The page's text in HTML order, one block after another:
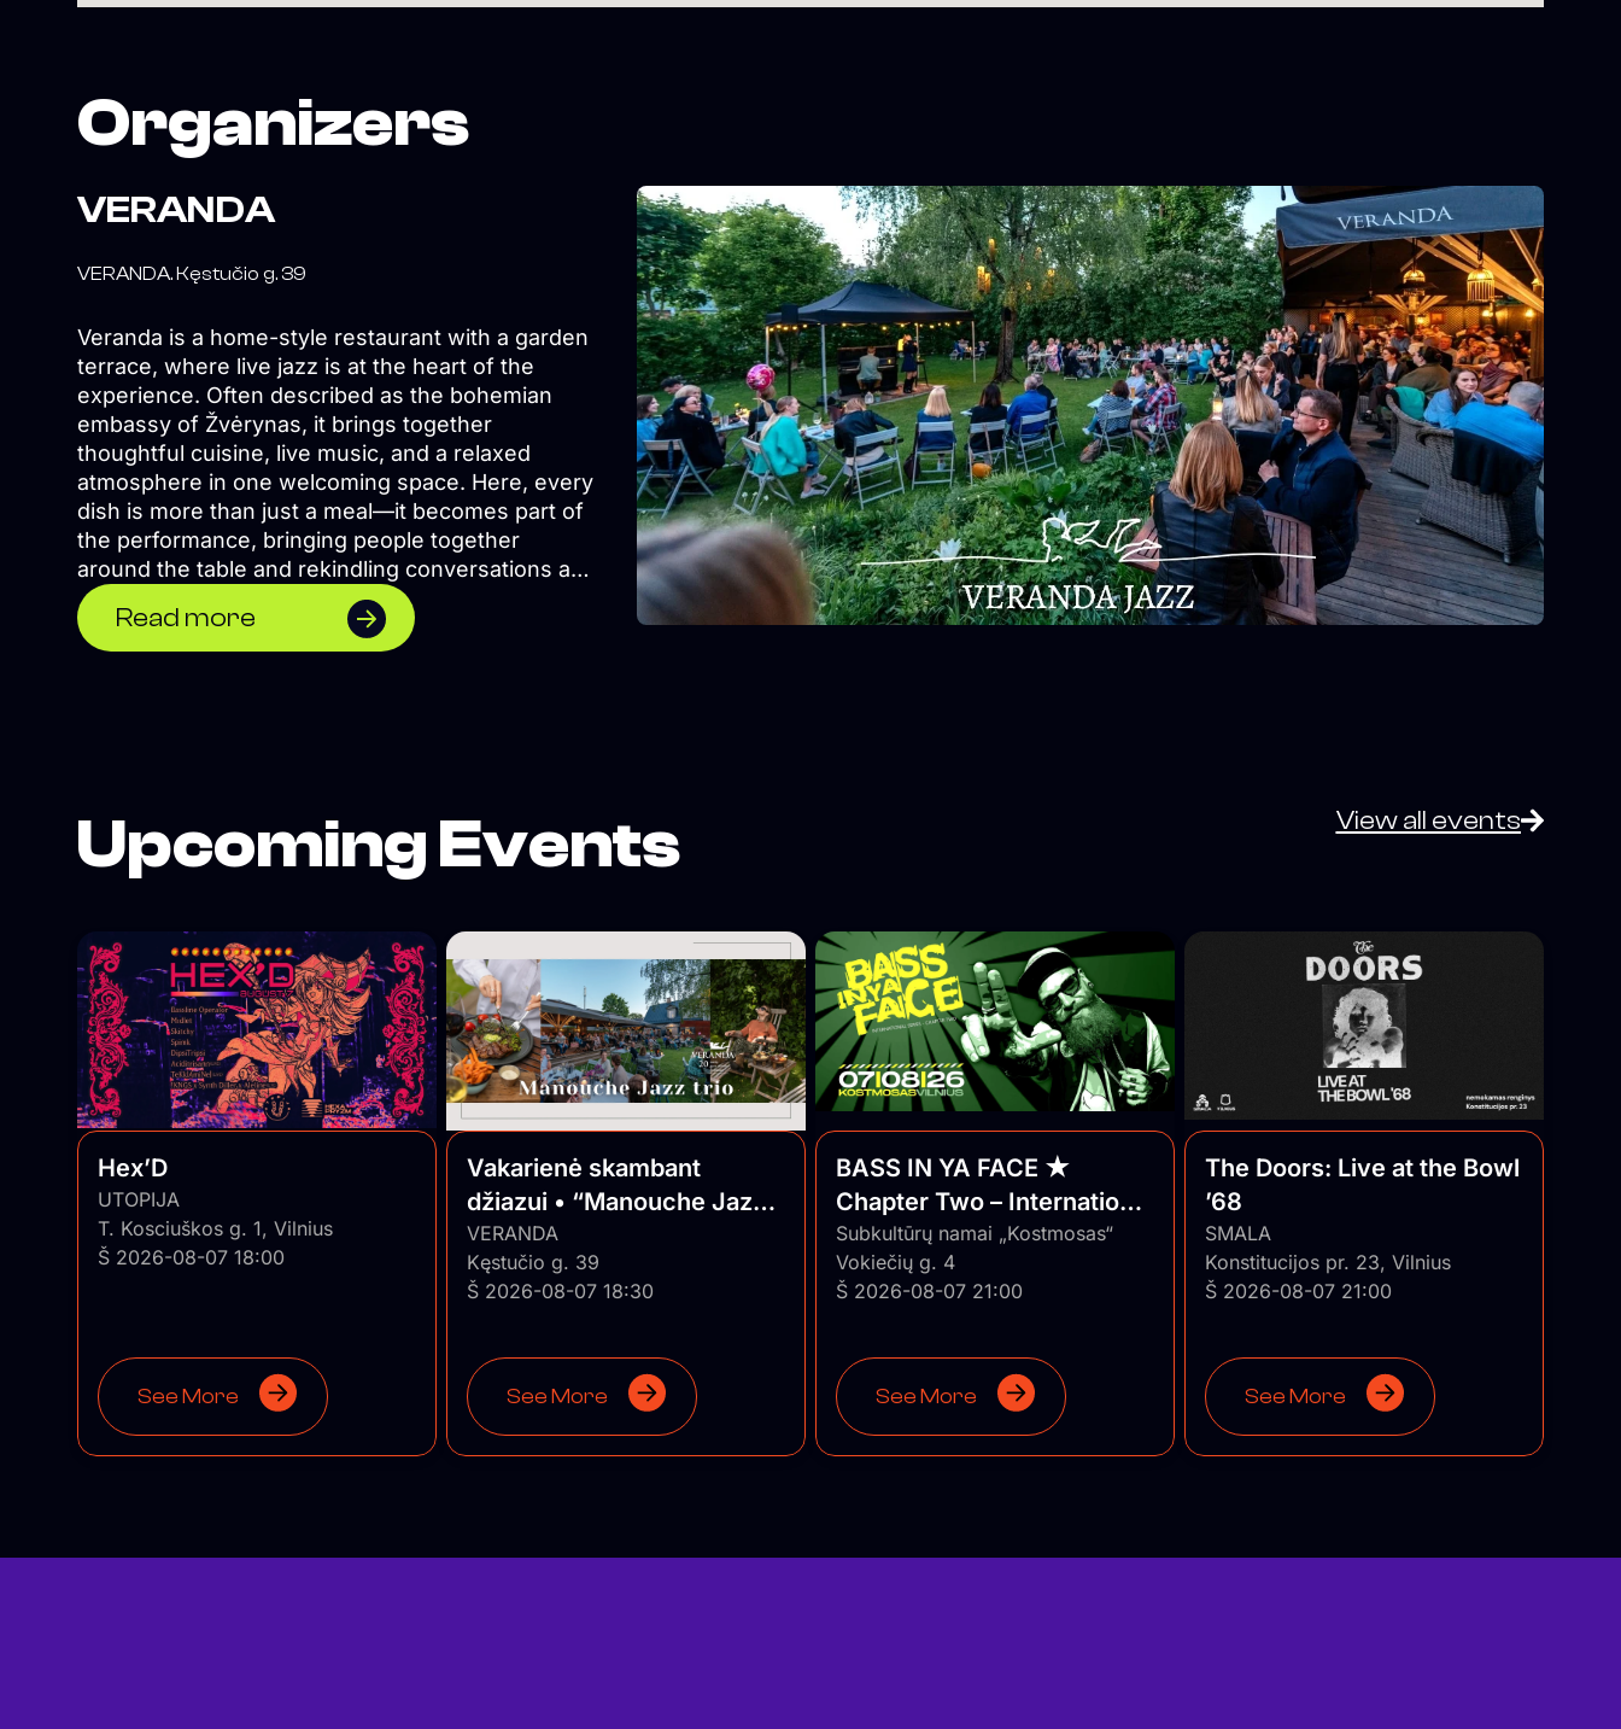
Organizers
VERANDA
VERANDA. Kęstučio g. 39
Veranda is a home-style restaurant with a garden
terrace, where live jazz is at the heart of the
experience. Often described as the bohemian
embassy of Žvėrynas, it brings together
thoughtful cuisine, live music, and a relaxed
atmosphere in one welcoming space. Here, every
dish is more than just a meal—it becomes part of
the performance, bringing people together
around the table and rekindling conversations and
stories. Whether you've long missed the sound of
jazz or already live to its rhythm, Veranda
welcomes you.
Read more
Upcoming Events View all events
Hex’D
UTOPIJA
T. Kosciuškos g. 1, Vilnius
Š 2026-08-07 18:00
See More
Vakarienė skambant
džiazui • “Manouche Jazz
trio”
VERANDA
Kęstučio g. 39
Š 2026-08-07 18:30
See More
BASS IN YA FACE ★
Chapter Two – International
Series ★ Vilnius/Lithuania
Subkultūrų namai „Kostmosas“
Vokiečių g. 4
Š 2026-08-07 21:00
See More
The Doors: Live at the Bowl
’68
SMALA
Konstitucijos pr. 23, Vilnius
Š 2026-08-07 21:00
See More